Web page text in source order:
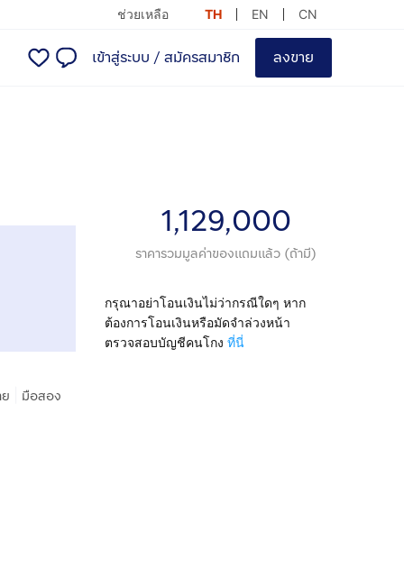
ช่วยเหลือ TH EN CN
เข้าสู่ระบบ / สมัครสมาชิก ลงขาย
มือสอง
1,129,000
ราคารวมมูลค่าของแถมแล้ว (ถ้ามี)
กรุณาอย่าโอนเงินไม่ว่ากรณีใดๆ หาก
ต้องการโอนเงินหรือมัดจำล่วงหน้า
ตรวจสอบบัญชีคนโกง ที่นี่